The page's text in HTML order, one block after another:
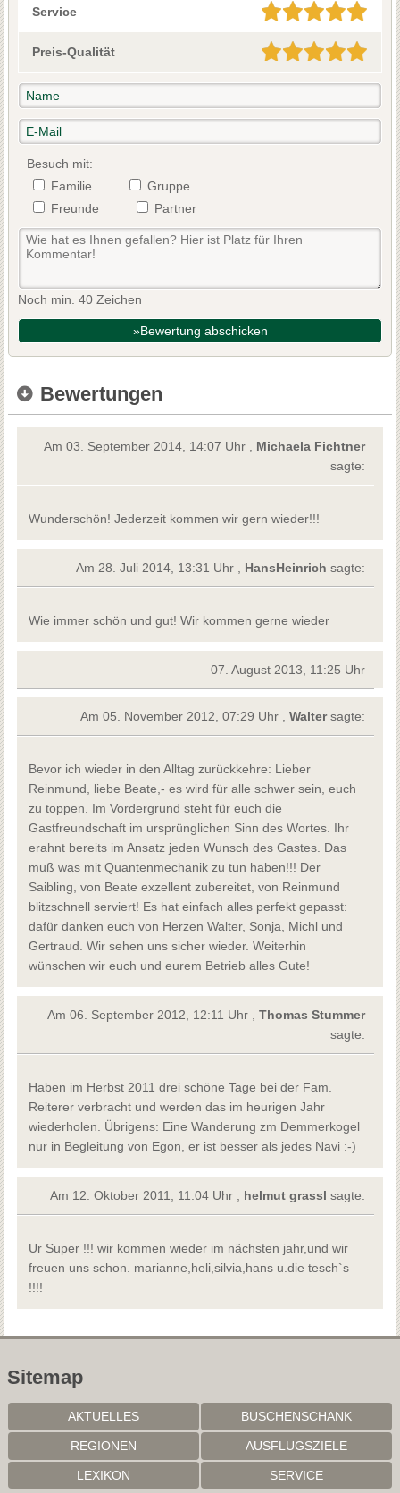
Service
Preis-Qualität
Besuch mit:
Familie
Gruppe
Freunde
Partner
Noch min. 40 Zeichen
»Bewertung abschicken
Bewertungen
Am 03. September 2014, 14:07 Uhr , Michaela Fichtner
sagte:
Wunderschön! Jederzeit kommen wir gern wieder!!!
Am 28. Juli 2014, 13:31 Uhr , HansHeinrich sagte:
Wie immer schön und gut! Wir kommen gerne wieder
07. August 2013, 11:25 Uhr
Am 05. November 2012, 07:29 Uhr ,Waltersagte:
Bevor ich wieder in den Alltag zurückkehre: Lieber
Reinmund, liebe Beate,- es wird für alle schwer sein, euch
zu toppen. Im Vordergrund steht für euch die
Gastfreundschaft im ursprünglichen Sinn des Wortes. Ihr
erahnt bereits im Ansatz jeden Wunsch des Gastes. Das
muß was mit Quantenmechanik zu tun haben!!! Der
Saibling, von Beate exzellent zubereitet, von Reinmund
blitzschnell serviert! Es hat einfach alles perfekt gepasst:
dafür danken euch von Herzen Walter, Sonja, Michl und
Gertraud. Wir sehen uns sicher wieder. Weiterhin
wünschen wir euch und eurem Betrieb alles Gute!
Am 06. September 2012, 12:11 Uhr ,Thomas Stummer
sagte:
Haben im Herbst 2011 drei schöne Tage bei der Fam.
Reiterer verbracht und werden das im heurigen Jahr
wiederholen. Übrigens: Eine Wanderung zm Demmerkogel
nur in Begleitung von Egon, er ist besser als jedes Navi :-)
Am 12. Oktober 2011, 11:04 Uhr , helmut grassl sagte:
Ur Super !!! wir kommen wieder im nächsten jahr,und wir
freuen uns schon. marianne,heli,silvia,hans u.die tesch`s
!!!!
Sitemap
AKTUELLES BUSCHENSCHANK
REGIONEN AUSFLUGSZIELE
LEXIKON SERVICE